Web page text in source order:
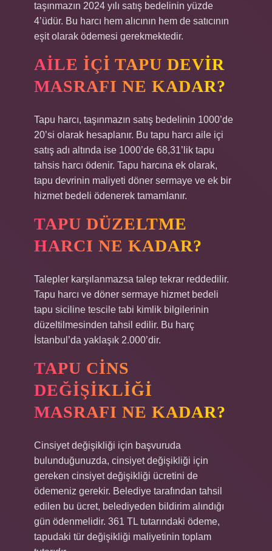
taşınmazın 2024 yılı satış bedelinin yüzde
4’üdür. Bu harcı hem alıcının hem de satıcının
eşit olarak ödemesi gerekmektedir.
AILE IÇI TAPU DEVIR
MASRAFI NE KADAR?
Tapu harcı, taşınmazın satış bedelinin 1000’de
20’si olarak hesaplanır. Bu tapu harcı aile içi
satış adı altında ise 1000’de 68,31’lik tapu
tahsis harcı ödenir. Tapu harcına ek olarak,
tapu devrinin maliyeti döner sermaye ve ek bir
hizmet bedeli ödenerek tamamlanır.
TAPU DÜZELTME
HARCI NE KADAR?
Talepler karşılanmazsa talep tekrar reddedilir.
Tapu harcı ve döner sermaye hizmet bedeli
tapu siciline tescile tabi kimlik bilgilerinin
düzeltilmesinden tahsil edilir. Bu harç
İstanbul’da yaklaşık 2.000’dir.
TAPU CINS
DEĞIŞIKLIĞI
MASRAFI NE KADAR?
Cinsiyet değişikliği için başvuruda
bulunduğunuzda, cinsiyet değişikliği için
gereken cinsiyet değişikliği ücretini de
ödemeniz gerekir. Belediye tarafından tahsil
edilen bu ücret, belediyeden bildirim alındığı
gün ödenmelidir. 361 TL tutarındaki ödeme,
tapudaki tür değişikliği maliyetinin toplam